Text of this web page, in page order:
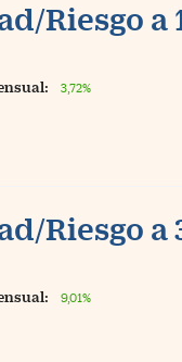
Riesgo a
3,72%
Riesgo a
9,01%